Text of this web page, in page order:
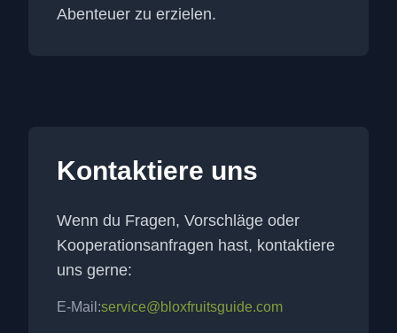
Abenteuer zu erzielen.
Kontaktiere uns
Wenn du Fragen, Vorschläge oder
Kooperationsanfragen hast, kontaktiere
uns gerne:
E-Mail :service@bloxfruitsguide.com